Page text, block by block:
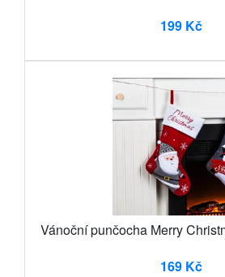
199 Kč
Vánoční punčocha Merry
169 Kč